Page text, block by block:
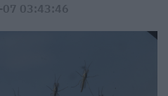
03:43:46